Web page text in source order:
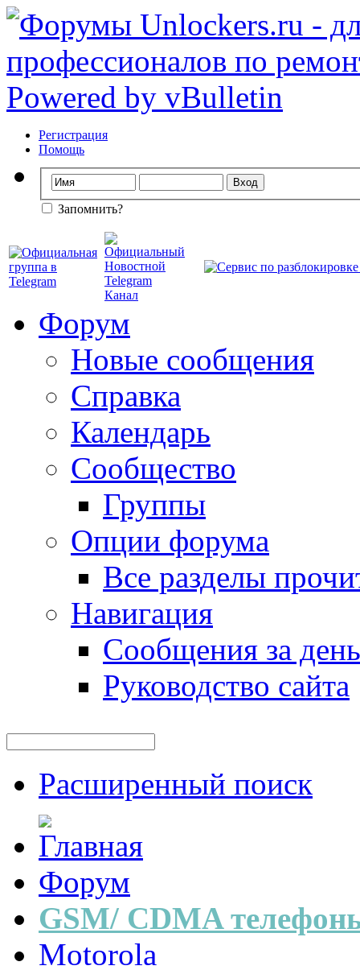
Регистрация
Помощь
Запомнить?
Форум
Новые сообщения
Справка
Календарь
Сообщество
Группы
Опции форума
Все разделы
Навигация
Сообщения за день
Руководство сайта
Расширенный поиск
Форум
GSM/ CDMA
Motorola